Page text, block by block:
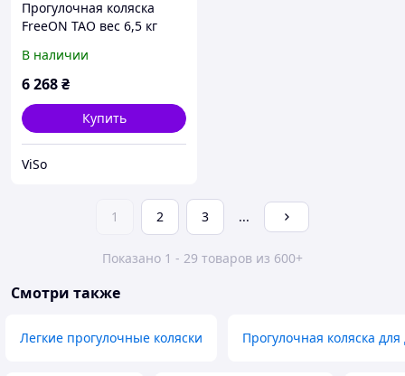
Прогулочная коляска
FreeON TAO вес 6,5 кг
В наличии
6 268₴
Купить
ViSo
1 2 3 ...
Показано 1 - 29 товаров из 600+
Смотри также
Легкие прогулочные коляски Прогулочная коляска